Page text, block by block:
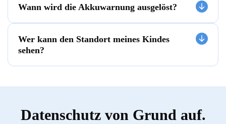
Wann wird die Akkuwarnung ausgelöst?
Wer kann den Standort meines Kindes
sehen?
Datenschutz von Grund auf.